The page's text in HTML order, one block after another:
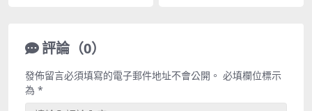
評論（0）
發佈留言必須填寫的電子郵件地址不會公開。 必填欄位標示
為 *